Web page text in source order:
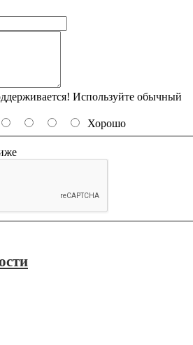
Используйте обычный
Хорошо